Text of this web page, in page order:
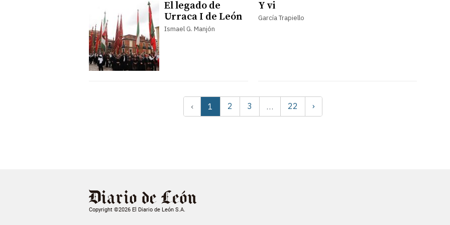
El legado de
Urraca I de León
Ismael G. Manjón
Y vi
García Trapiello
‹ 1 2 3 … 22 ›
Copyright ©2026 El Diario de León S.A.